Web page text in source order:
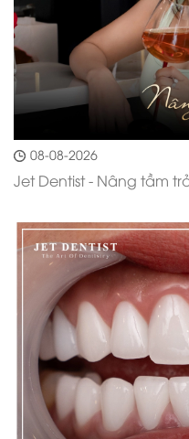
08-08-2026
Jet Dentist - Nâng tầm